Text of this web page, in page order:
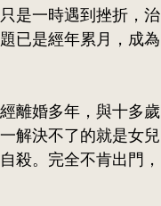
是一時遇到挫折，治
已是經年累月，成為
離婚多年，與十多歲
解決不了的就是女兒
殺。完全不肯出門，